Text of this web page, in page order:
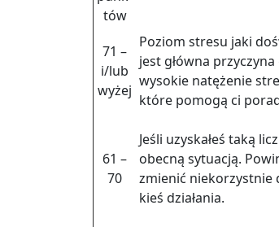
tów
71 –
i/lub
wyżej
Po­ziom stre­su jaki
jest głów­na
wy­so­kie na­tę­że­nie
które po­mo­gą ci
61 –
70
Jeśli uzy­ska­łeś taką
obec­ną sy­tu­acją.
zmie­nić nie­ko­rzyst­nie
kieś dzia­ła­nia.